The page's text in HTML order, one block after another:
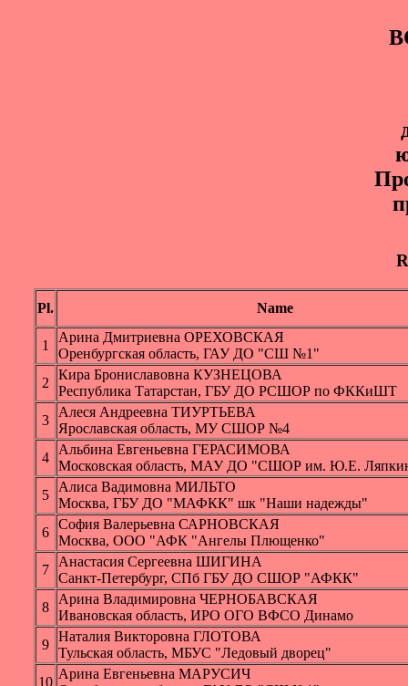
Pl. Name
1
Арина Дмитриевна ОРЕХОВСКАЯ
Оренбургская область, ГАУ ДО "СШ №1"
2
Кира Брониславовна КУЗНЕЦОВА
Республика Татарстан, ГБУ ДО РСШОР по ФККиШТ
3
Алеся Андреевна ТИУРТЬЕВА
Ярославская область, МУ СШОР №4
4
Альбина Евгеньевна ГЕРАСИМОВА
Московская область, МАУ ДО "СШОР им. Ю.Е.
5
Алиса Вадимовна МИЛЬТО
Москва, ГБУ ДО "МАФКК" шк "Наши надежды"
6
София Валерьевна САРНОВСКАЯ
Москва, ООО "АФК "Ангелы Плющенко"
7
Анастасия Сергеевна ШИГИНА
Санкт-Петербург, СПб ГБУ ДО СШОР "АФКК"
8
Арина Владимировна ЧЕРНОБАВСКАЯ
Ивановская область, ИРО ОГО ВФСО Динамо
9
Наталия Викторовна ГЛОТОВА
Тульская область, МБУС "Ледовый дворец"
10
Арина Евгеньевна МАРУСИЧ